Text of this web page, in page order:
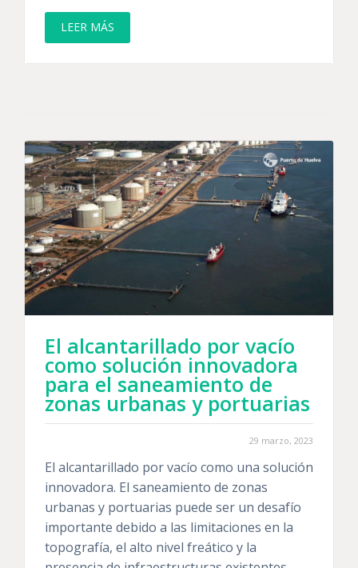
LEER MÁS
El alcantarillado por vacío
como solución innovadora
para el saneamiento de
zonas urbanas y portuarias
29 marzo, 2023
El alcantarillado por vacío como una solución
innovadora. El saneamiento de zonas
urbanas y portuarias puede ser un desafío
importante debido a las limitaciones en la
topografía, el alto nivel freático y la